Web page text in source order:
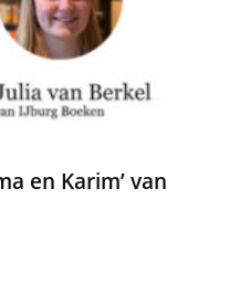
en Karim’ van